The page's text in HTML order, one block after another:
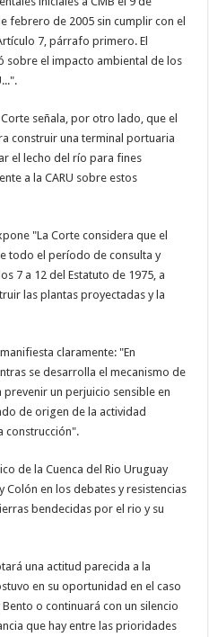
febrero de 2005 sin cumplir con el
7, párrafo primero. El
sobre el impacto ambiental de los
señala, por otro lado, que el
construir una terminal portuaria
el lecho del río para fines
a la CARU sobre estos
"La Corte considera que el
todo el período de consulta y
7 a 12 del Estatuto de 1975, a
las plantas proyectadas y la
claramente: "En
se desarrolla el mecanismo de
un perjuicio sensible en
de origen de la actividad
construcción".
de la Cuenca del Rio Uruguay
Colón en los debates y resistencias
bendecidas por el rio y su
una actitud parecida a la
en su oportunidad en el caso
o continuará con un silencio
que hay entre las prioridades